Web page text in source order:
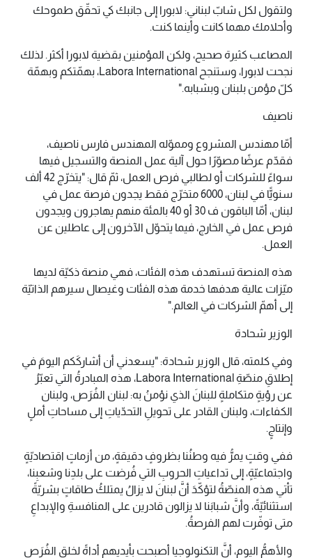
ولتقول لكل شابّ لبناني: لابورا إلى جانبك كي تحقّق طموحك
وأحلامك مهما كانت وأينما كنت.
المصاعب كثيرة صحيح، ولكن المؤمنين بقضية لابورا أكثر. لذلك
نجحت لابورا، وستنجح Labora International، بهمّتكم وبهمّة
كلّ مؤمن بلبنان وبشبابه."
ناصيف
أمّا مهندس المشروع ومموّله المهندس فارس ناصيف،
فقدّم عرضًا مصوّرًا حول آلية عمل المنصة والتسجيل فيها
سواءً للشركات أو لطالبي فرص العمل، ثمّ قال: "يتخرّج 42 ألف
سنويًّا في لبنان، 6000 متخرّج فقط يجدون فرصة عمل في
لبنان، أمّا الباقون ف 30 أو 40 بالمئة منهم يهاجرون ويجدون
فرص عمل في الخارج، فيما يتحوّل الآخرون إلى عاطلين عن
العمل.
هذه المنصة تستهدف هذه الفئات، فهي منصة ذكيّة لديها
ميّزات عالية هدفها خدمة هذه الفئات وغيصال سيرهم الذاتيّة
إلى أهمّ الشركات في العالم."
الوزير شحادة
وفي كلمته، قال الوزير شحادة: "يسعدني أن أشاركَكم اليومَ في
إطلاقِ منصّةِ Labora International، هذه المبادرةُ التي تعبّرُ
عن رؤيةٍ متكاملةٍ للبنانَ الذي نؤمنُ به: لبنان الفُرَص، ولبنان
الكفاءات، ولبنان القادر على تحويلِ التحدّياتِ إلى مساحاتِ أملٍ
وإنتاجٍ.
ففي وقتٍ يمرُّ فيه وطنُنا بظروفٍ دقيقةٍ، من أزماتٍ اقتصاديّةٍ
واجتماعيّةٍ، إلى تداعياتِ الحروبِ التي فُرضت على بلدِنا وشعبِنا،
تأتي هذه المنصّةُ لتؤكّدَ أنَّ لبنانَ لا يزالُ يمتلكُ طاقاتٍ بشريّةً
استثنائيّةً، وأنَّ شبابَنا لا يزالون قادرين على المنافسةِ والإبداعِ
متى توفّرت لهم الفرصةُ.
والأهمُّ اليوم، أنَّ التكنولوجيا أصبحت بأيديهم أداةً لخلقِ الفُرَصِ